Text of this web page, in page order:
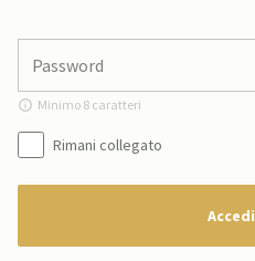
Minimo 8 caratteri
Rimani collegato
Accedi